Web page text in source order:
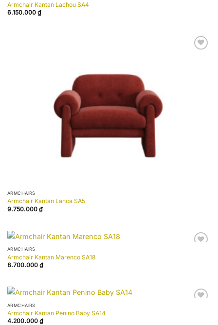
Armchair Kantan Lachou SA4
6.150.000 ₫
ARMCHAIRS
Armchair Kantan Lanca SA5
9.750.000 ₫
ARMCHAIRS
Armchair Kantan Marenco SA18
8.700.000 ₫
ARMCHAIRS
Armchair Kantan Penino Baby SA14
4.200.000 ₫